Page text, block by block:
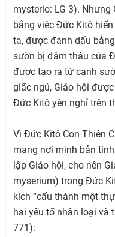
mysterio: LG 3).
bằng việc Đức Kitô
ta, được đánh dấu
sườn bị đâm thâu của
được tạo ra từ cạnh
giấc ngủ, Giáo hội
Đức Kitô yên nghỉ trên
Vì Đức Kitô Con Thiên
mang nơi mình bản
lập Giáo hội, cho nên
myserium) trong Đức
kích “cấu thành một
hai yếu tố nhân loại và
771):